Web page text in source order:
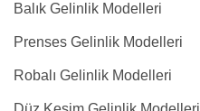
Balık Gelinlik Modelleri
Prenses Gelinlik Modelleri
Robalı Gelinlik Modelleri